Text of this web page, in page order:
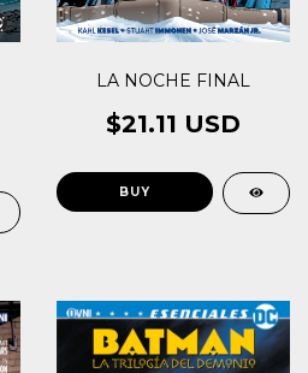
LA NOCHE FINAL
$21.11 USD